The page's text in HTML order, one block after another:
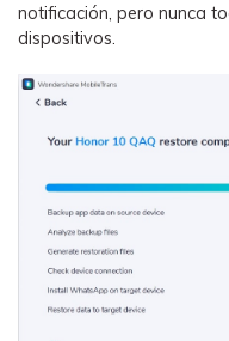
notificación, pero nunca
dispositivos.